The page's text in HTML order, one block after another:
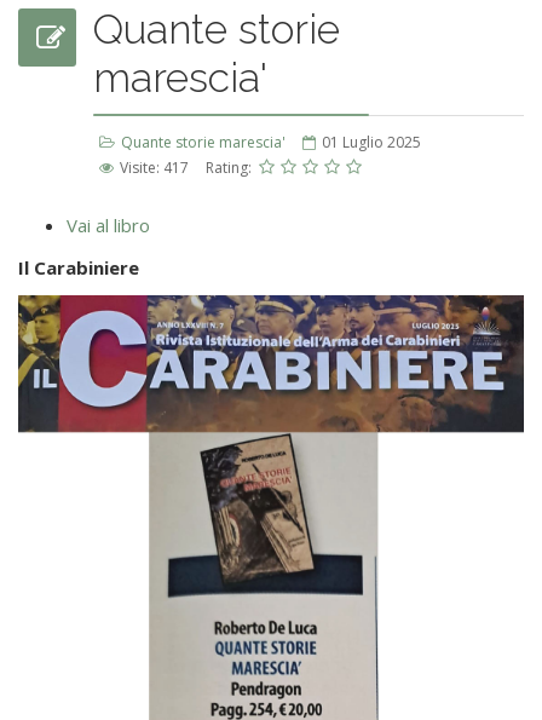
Quante storie
marescia'
Quante storie marescia'
01 Luglio 2025
Visite: 417
Rating:
Vai al libro
Il Carabiniere